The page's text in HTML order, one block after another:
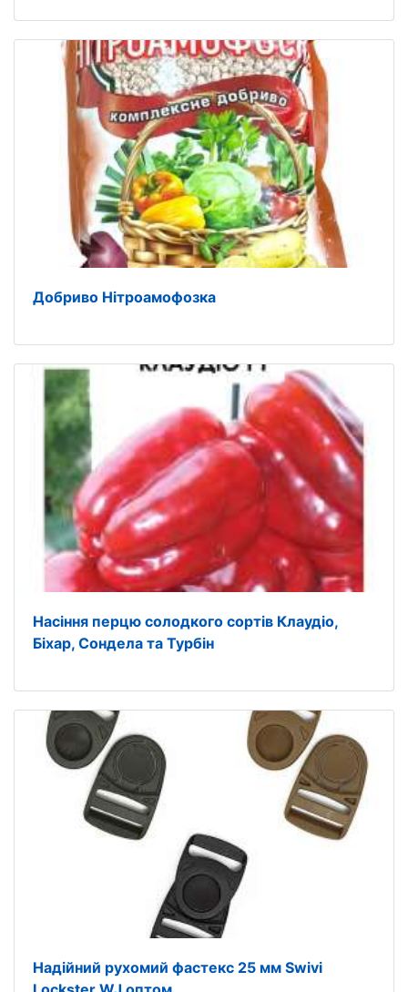
Добриво Нітроамофозка
Насіння перцю солодкого сортів Клаудіо,
Біхар, Сондела та Турбін
Надійний рухомий фастекс 25 мм Swivi